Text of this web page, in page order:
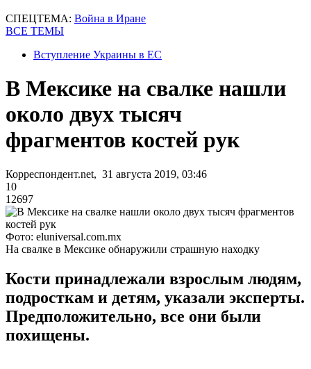
СПЕЦТЕМА: Война в Иране
ВСЕ ТЕМЫ
Вступление Украины в ЕС
В Мексике на свалке нашли
около двух тысяч
фрагментов костей рук
Корреспондент.net, 31 августа 2019, 03:46
10
12697
Фото: eluniversal.com.mx
На свалке в Мексике обнаружили страшную находку
Кости принадлежали взрослым людям,
подросткам и детям, указали эксперты.
Предположительно, все они были
похищены.